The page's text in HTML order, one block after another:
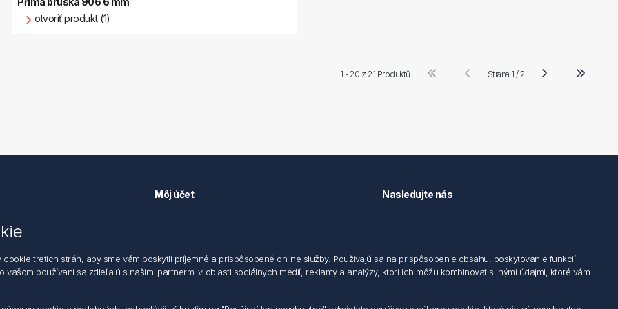
otvoriť produkt (1)
1 - 20 z21 Produktů Strana 1 / 2
ochrane údajov
Môj účet Nasledujte nás
tretích strán, aby sme vám poskytli príjemné a prispôsobené online služby. Používajú sa na prispôsobenie obsahu, poskytovanie funkcií
používaní sa zdieľajú s našimi partnermi v oblasti sociálnych médií, reklamy a analýzy, ktorí ich môžu kombinovať s inými údajmi, ktoré vám